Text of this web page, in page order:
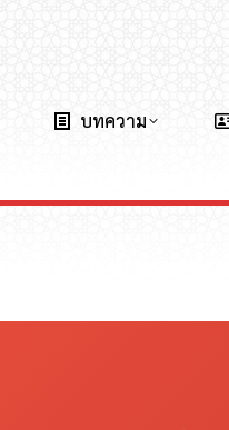
บทความ